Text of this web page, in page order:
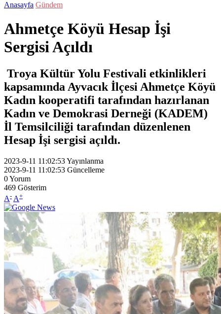
Anasayfa Gündem
Ahmetçe Köyü Hesap İşi
Sergisi Açıldı
Troya Kültür Yolu Festivali etkinlikleri
kapsamında Ayvacık İlçesi Ahmetçe Köyü
Kadın kooperatifi tarafından hazırlanan
Kadın ve Demokrasi Derneği (KADEM)
İl Temsilciliği tarafından düzenlenen
Hesap İşi sergisi açıldı.
2023-9-11 11:02:53Yayınlanma
2023-9-11 11:02:53 Güncelleme
0Yorum
469 Gösterim
A- A+